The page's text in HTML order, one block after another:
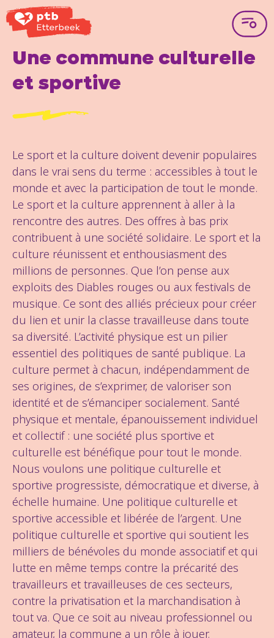
Une commune culturelle
et sportive
Le sport et la culture doivent devenir populaires
dans le vrai sens du terme : accessibles à tout le
monde et avec la participation de tout le monde.
Le sport et la culture apprennent à aller à la
rencontre des autres. Des offres à bas prix
contribuent à une société solidaire. Le sport et la
culture réunissent et enthousiasment des
millions de personnes. Que l’on pense aux
exploits des Diables rouges ou aux festivals de
musique. Ce sont des alliés précieux pour créer
du lien et unir la classe travailleuse dans toute
sa diversité. L’activité physique est un pilier
essentiel des politiques de santé publique. La
culture permet à chacun, indépendamment de
ses origines, de s’exprimer, de valoriser son
identité et de s’émanciper socialement. Santé
physique et mentale, épanouissement individuel
et collectif : une société plus sportive et
culturelle est bénéfique pour tout le monde.
Nous voulons une politique culturelle et
sportive progressiste, démocratique et diverse, à
échelle humaine. Une politique culturelle et
sportive accessible et libérée de l’argent. Une
politique culturelle et sportive qui soutient les
milliers de bénévoles du monde associatif et qui
lutte en même temps contre la précarité des
travailleurs et travailleuses de ces secteurs,
contre la privatisation et la marchandisation à
tout va. Que ce soit au niveau professionnel ou
amateur, la commune a un rôle à jouer.